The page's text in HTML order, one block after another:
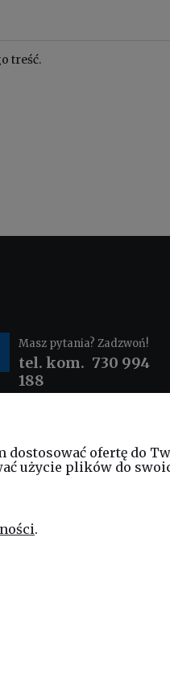
treść.
Masz pytania? Zadzwoń!
tel. kom. 730 994
188
ofertę do
użycie plików do
.